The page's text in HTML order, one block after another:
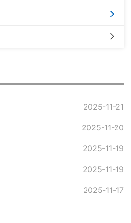
2025-11-21
2025-11-20
2025-11-19
2025-11-19
2025-11-17